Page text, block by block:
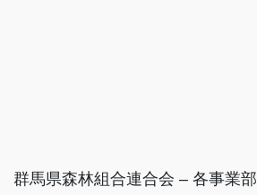
群馬県森林組合連合会 – 各事業部